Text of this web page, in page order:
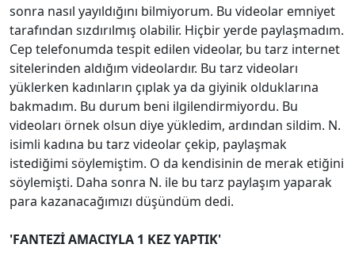
sonra nasıl yayıldığını bilmiyorum. Bu videolar emniyet
tarafından sızdırılmış olabilir. Hiçbir yerde paylaşmadım.
Cep telefonumda tespit edilen videolar, bu tarz internet
sitelerinden aldığım videolardır. Bu tarz videoları
yüklerken kadınların çıplak ya da giyinik olduklarına
bakmadım. Bu durum beni ilgilendirmiyordu. Bu
videoları örnek olsun diye yükledim, ardından sildim. N.
isimli kadına bu tarz videolar çekip, paylaşmak
istediğimi söylemiştim. O da kendisinin de merak etiğini
söylemişti. Daha sonra N. ile bu tarz paylaşım yaparak
para kazanacağımızı düşündüm dedi.
'FANTEZİ AMACIYLA 1 KEZ YAPTIK'